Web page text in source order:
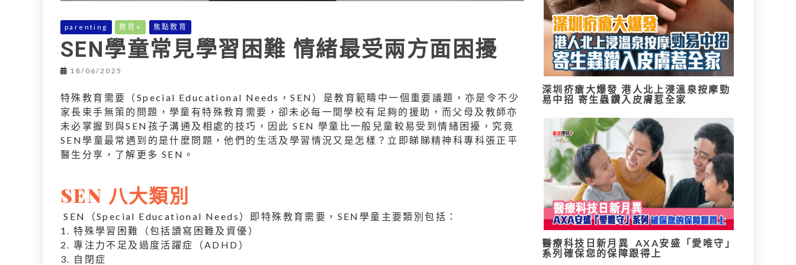
parenting 教育+ 焦點教育
SEN學童常見學習困難 情緒最受兩方面困擾
18/06/2025
特殊教育需要（Special Educational Needs，SEN）是教育範疇中一個重要議題，亦是令不少
家長束手無策的問題，學童有特殊教育需要，卻未必每一間學校有足夠的援助，而父母及教師亦
未必掌握到與SEN孩子溝通及相處的技巧，因此 SEN 學童比一般兒童較易受到情緒困擾，究竟
SEN學童最常遇到的是什麼問題，他們的生活及學習情況又是怎樣？立即睇睇精神科專科張正平
醫生分享，了解更多 SEN。
SEN 八大類別
SEN（Special Educational Needs）即特殊教育需要，SEN學童主要類別包括：
1. 特殊學習困難（包括讀寫困難及資優）
2. 專注力不足及過度活躍症（ADHD）
3. 自閉症
深圳疥瘡大爆發 港人北上浸溫泉按摩勁
易中招 寄生蟲鑽入皮膚惹全家
醫療科技日新月異 AXA安盛「愛唯守」
系列確保您的保障跟得上